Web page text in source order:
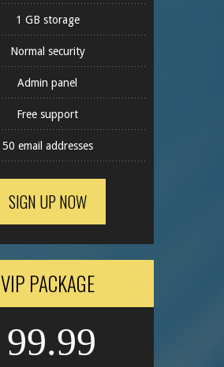
1 GB storage
Normal security
Admin panel
Free support
50 email addresses
SIGN UP NOW
VIP PACKAGE
99.99